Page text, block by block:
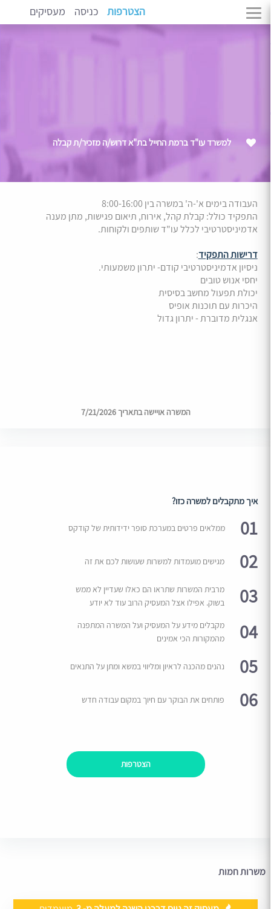
הצטרפות כניסה מעסיקים
למשרד עו"ד ברמת החייל בת"א דרוש/ה מזכיר/ת קבלה
העבודה בימים א'-ה' במשרה בין 8:00-16:00
התפקיד כולל: קבלת קהל, אירוח, תיאום פגישות, מתן מענה
אדמיניסטרטיבי לכלל עו"ד שותפים ולקוחות.
דרישות התפקיד:
ניסיון אדמיניסטרטיבי קודם- יתרון משמעותי.
יחסי אנוש טובים
יכולת תפעול מחשב בסיסית
היכרות עם תוכנות אופיס
אנגלית מדוברת - יתרון גדול
המשרה אויישה בתאריך 7/21/2026
איך מתקבלים למשרה כזו?
01 ממלאים פרטים במערכת סופר ידידותית של קודקס
02 מגישים מועמדות למשרות שעושות לכם את זה
03
מרבית המשרות שתראו הם כאלו שעדיין לא ממש
בשוק. אפילו אצל המעסיק הרוב עוד לא יודע
04
מקבלים מידע על המעסיק ועל המשרה המתפנה
מהמקורות הכי אמינים
05 נהנים מהכנה לראיון ומליווי במשא ומתן על התנאים
06 פותחים את הבוקר עם חיוך במקום עבודה חדש
הצטרפות
משרות חמות